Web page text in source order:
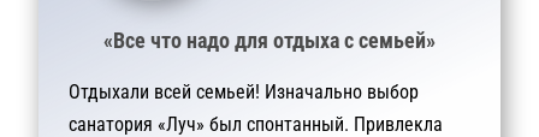
«Все что надо для отдыха с семьей»
Отдыхали всей семьей! Изначально выбор
санатория «Луч» был спонтанный. Привлекла